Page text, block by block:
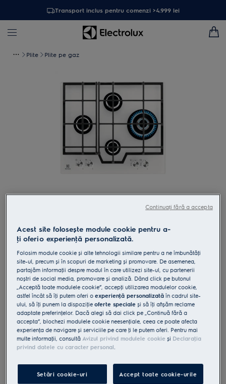
Transport inclus pentru comenzi >4.999 lei
Plite Plite pe gaz
Atinge pentru zoom
GME363NV
Plită gaz pe sticlă 60 cm alb
0 (0)
Fișa cu informaţii despre produs
Beneficii
Direcţionează căldura direct către vase și simplifică gătitul de zi cu zi
Mai multă căldură pentru arome asiatice autentice.
Un grilaj cu suporturi din fonta asigura stabilitate pentru oalele si
cratitele dvs.
Acest site folosește module cookie pentru a-
ţi oferi o experienţă personalizată.
Folosim module cookie și alte tehnologii similare pentru a ne îmbunătăţi
site-ul, precum și în scopuri de marketing și promovare. De asemenea,
partajăm informaţii despre modul în care utilizezi site-ul, cu partenerii
noștri de social media, promovare și analiză. Dând click pe butonul
„Acceptă toate modulele cookie”, accepţi utilizarea modulelor cookie,
astfel încât să îţi putem oferi oexperienţă personalizată în cadrul site-
ului, să îţi punem la dispoziţieoferte speciale și să îţi afișăm reclame
adaptate preferinţelor. Dacă alegi să dai click pe „Continuă fără a
accepta”, blochezi modulele cookie neesenţiale, ceea ce poate afecta
experienţa de navigare și serviciile pe care ţi le putem oferi. Pentru mai
multe informaţii, consultă Avizul privind modulele cookie și Declaraţia
privind datele cu caracter personal.
Setări cookie-uri Accept toate cookie-urile
Continuați fără a accepta